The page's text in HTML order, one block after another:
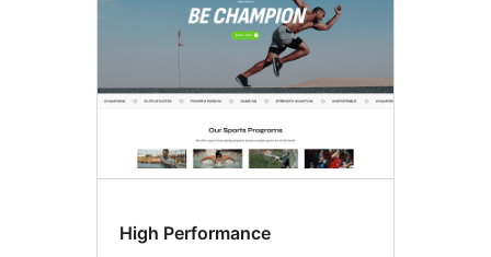
High Performance